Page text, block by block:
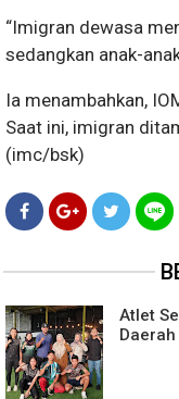
“Imigran dewasa
sedangkan anak-
Ia menambahkan,
Saat ini, imigran
(imc/bsk)
Atlet